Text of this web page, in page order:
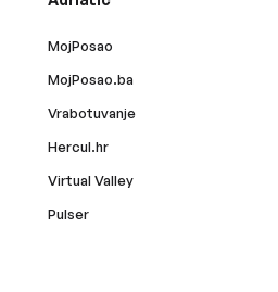
MojPosao
MojPosao.ba
Vrabotuvanje
Hercul.hr
Virtual Valley
Pulser